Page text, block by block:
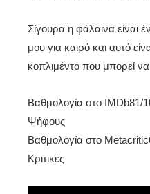
Σίγουρα η φάλαινα είναι
μου για καιρό και αυτό
κοπλιμέντο που μπορεί
Βαθμολογία στο IMDb81/
Ψήφους
Βαθμολογία στο
Κριτικές